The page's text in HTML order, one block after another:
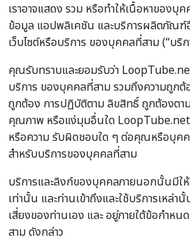
เราอาจแสดง รวม หรือทำให้เนื้อหาของ
ข้อมูล แอปพลิเคชัน และบริการผลิตภัณฑ์
เว็บไซต์หรือบริการ ของบุคคลที่สาม (“บริ
คุณรับทราบและยอมรับว่า
บริการ ของบุคคลที่สาม รวมถึงความถูกต้
ถูกต้อง การปฏิบัติตาม ลิขสิทธิ์ ถูกต้องตา
คุณภาพ หรือแง่มุมอื่นใด LoopTube.net
หรือความ รับผิดชอบใด ๆ ต่อคุณหรือบุค
สำหรับบริการของบุคคลที่สาม
บริการและลิงก์ของบุคคลภายนอกนั้นมีใ
เท่านั้น และท่านเข้าถึงและใช้บริการเหล่า
เสี่ยงของท่านเอง และ อยู่ภายใต้ข้อกำห
สาม ดังกล่าว